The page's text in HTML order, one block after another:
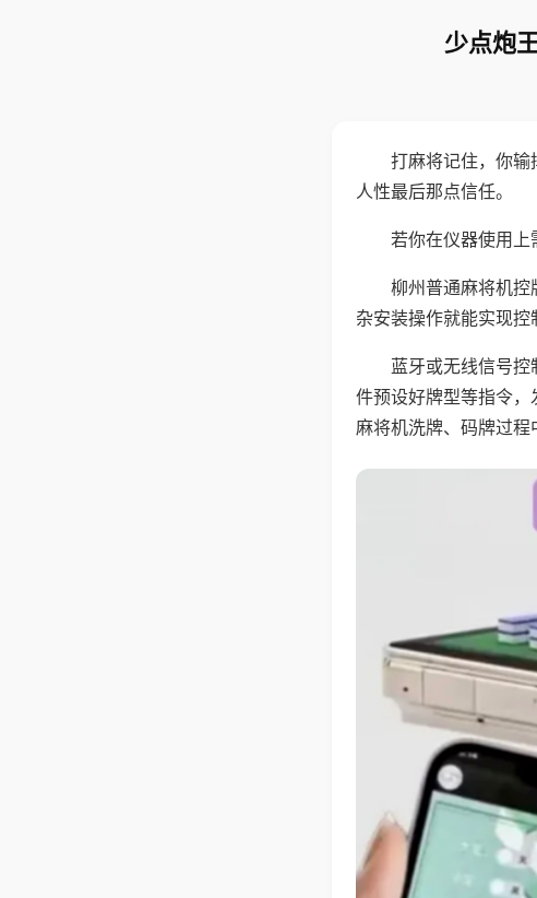
少点炮
打麻将记住，你
人性最后那点信任。
若你在仪器使用上
柳州普通麻将机控
杂安装操作就能实现控
蓝牙或无线信号
件预设好牌型等指令
麻将机洗牌、码牌过程